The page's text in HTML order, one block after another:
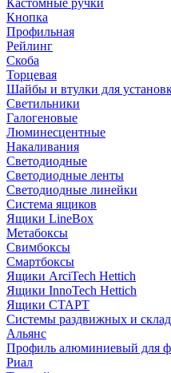
Кастомные ручки
Кнопка
Профильная
Рейлинг
Скоба
Торцевая
Шайбы и втулки для
Светильники
Галогеновые
Люминесцентные
Накаливания
Светодиодные
Светодиодные ленты
Светодиодные линейки
Система ящиков
Ящики LineBox
Метабоксы
Свимбоксы
Смартбоксы
Ящики ArciTech Hettich
Ящики InnoTech Hettich
Ящики СТАРТ
Системы раздвижных и
Альянс
Профиль алюминиевый для
Риал